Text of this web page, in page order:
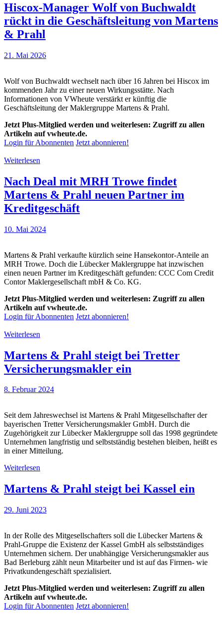
Hiscox-Manager Wolf von Buchwaldt
rückt in die Geschäftsleitung von Martens
& Prahl
21. Mai 2026
Wolf von Buchwaldt wechselt nach über 16 Jahren bei Hiscox im
kommenden Jahr zu einer neuen Wirkungsstätte. Nach
Informationen von VWheute verstärkt er künftig die
Geschäftsleitung der Maklergruppe Martens & Prahl.
Jetzt Plus-Mitglied werden und weiterlesen: Zugriff zu allen
Artikeln auf vwheute.de.
Login für Abonnenten Jetzt abonnieren!
Weiterlesen
Nach Deal mit MRH Trowe findet
Martens & Prahl neuen Partner im
Kreditgeschäft
10. Mai 2024
Martens & Prahl verkaufte kürzlich seine Hansekontor-Anteile an
MRH Trowe. Doch die Lübecker Maklergruppe hat inzwischen
einen neuen Partner im Kreditgeschäft gefunden: CCC Com Credit
Contor Maklergesellschaft mbH & Co. KG.
Jetzt Plus-Mitglied werden und weiterlesen: Zugriff zu allen
Artikeln auf vwheute.de.
Login für Abonnenten Jetzt abonnieren!
Weiterlesen
Martens & Prahl steigt bei Tretter
Versicherungsmakler ein
8. Februar 2024
Seit dem Jahreswechsel ist Martens & Prahl Mitgesellschafter der
bayerischen Tretter Versicherungsmakler GmbH. Durch die
Zugehörigkeit zur Lübecker Maklergruppe soll das 1998 gegründete
Unternehmen langfristig und selbstständig bestehen bleiben, heißt es
in einer Mitteilung.
Weiterlesen
Martens & Prahl steigt bei Kassel ein
29. Juni 2023
In der Rolle des Mitgesellschafters soll die Lübecker Martens &
Prahl-Gruppe die Existenz der Kassel GmbH als selbstständiges
Unternehmen sichern. Der unabhängige Versicherungsmakler aus
Bad Berleburg zählt neun Mitarbeiter und ist auf das Firmen- wie
Privatkundengeschäft spezialisiert.
Jetzt Plus-Mitglied werden und weiterlesen: Zugriff zu allen
Artikeln auf vwheute.de.
Login für Abonnenten Jetzt abonnieren!